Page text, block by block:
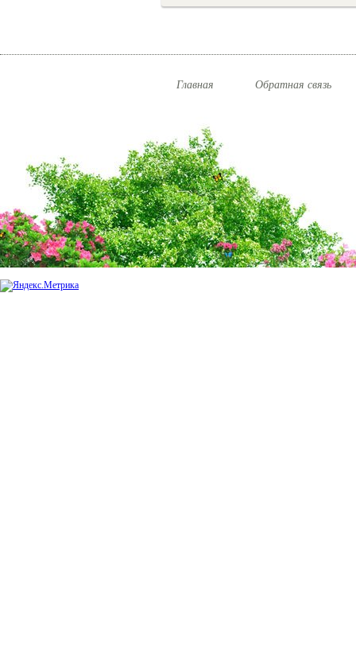
Главная Обратная связь